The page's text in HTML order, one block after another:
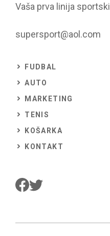
Vaša prva linija
supersport@aol.com
FUDBAL
AUTO
MARKETING
TENIS
KOŠARKA
KONTAKT